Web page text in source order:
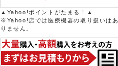
▲Yahoo!ポイントがたまる！▲
※Yahoo!店では医療機器の取り扱いはあ
りません。